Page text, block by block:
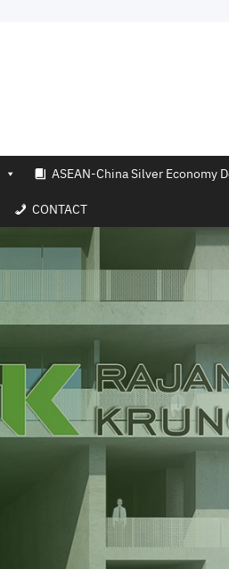
ASEAN-China Silver Economy
CONTACT